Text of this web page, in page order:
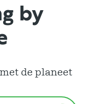
by
de planeet